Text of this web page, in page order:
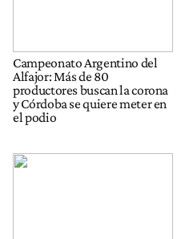
Campeonato Argentino del
Alfajor: Más de 80
productores buscan la corona
y Córdoba se quiere meter en
el podio